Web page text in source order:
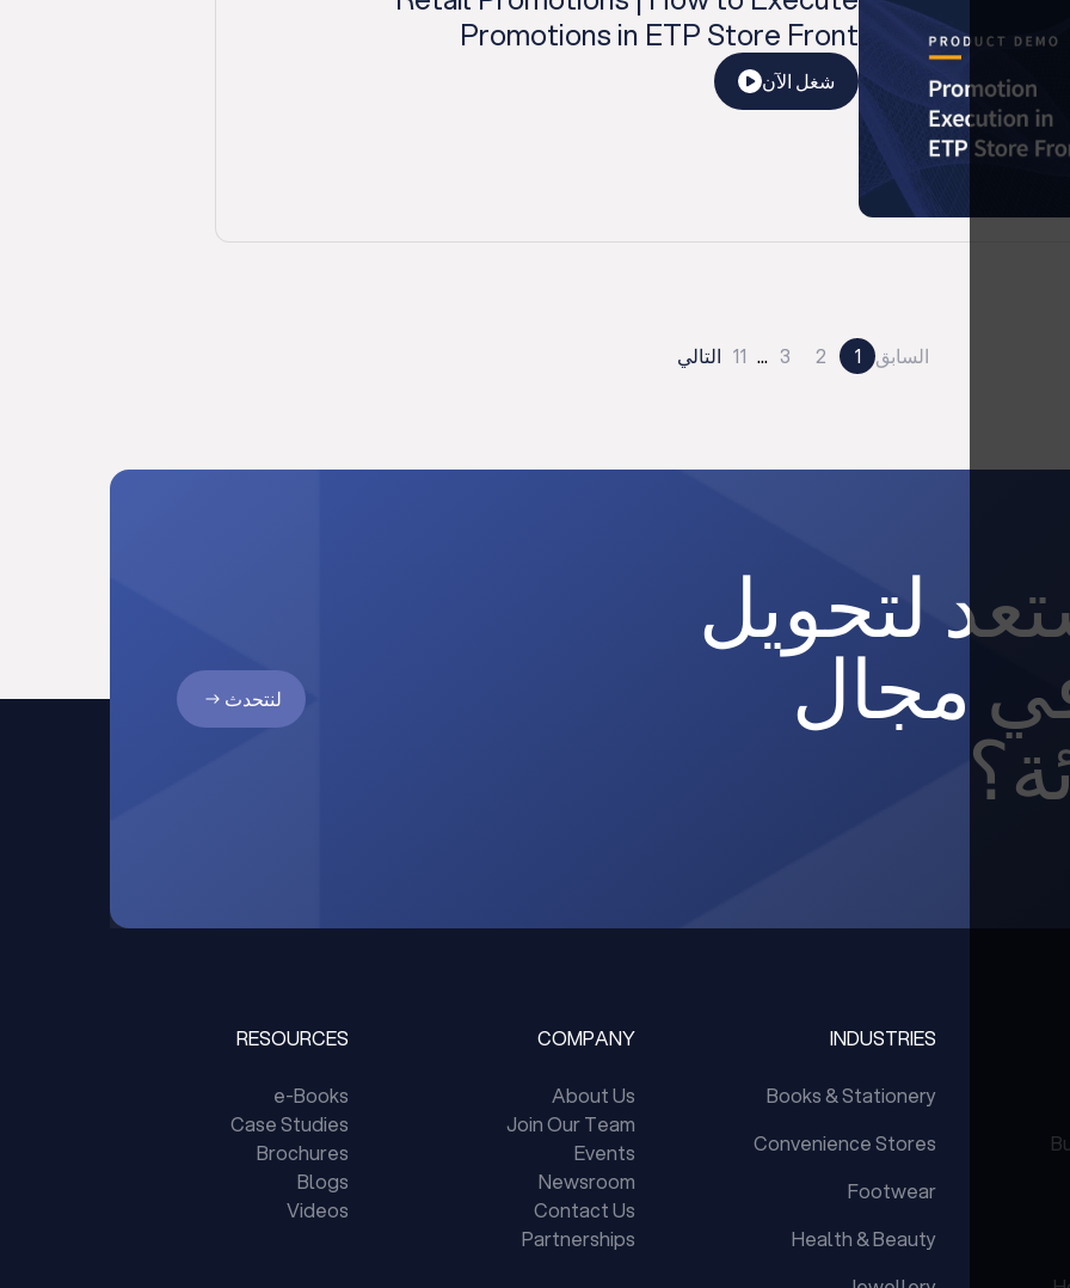
Promotions in ETP Store Front
شغل الآن
السابق 1
2
3
...
11 التالي
لتحويل
مجال لنتحدث
INDUSTRIES
Books & Stationery
Convenience Stores
Footwear
Health & Beauty
COMPANY
About Us
Join Our Team
Events
Newsroom
Contact Us
Partnerships
RESOURCES
e-Books
Case Studies
Brochures
Blogs
Videos